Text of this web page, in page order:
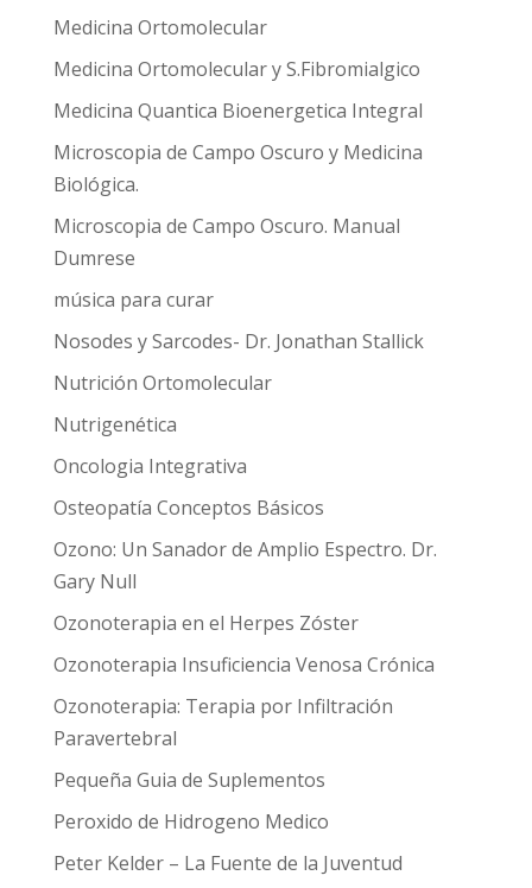
Medicina Ortomolecular
Medicina Ortomolecular y S.Fibromialgico
Medicina Quantica Bioenergetica Integral
Microscopia de Campo Oscuro y Medicina
Biológica.
Microscopia de Campo Oscuro. Manual
Dumrese
música para curar
Nosodes y Sarcodes- Dr. Jonathan Stallick
Nutrición Ortomolecular
Nutrigenética
Oncologia Integrativa
Osteopatía Conceptos Básicos
Ozono: Un Sanador de Amplio Espectro. Dr.
Gary Null
Ozonoterapia en el Herpes Zóster
Ozonoterapia Insuficiencia Venosa Crónica
Ozonoterapia: Terapia por Infiltración
Paravertebral
Pequeña Guia de Suplementos
Peroxido de Hidrogeno Medico
Peter Kelder – La Fuente de la Juventud